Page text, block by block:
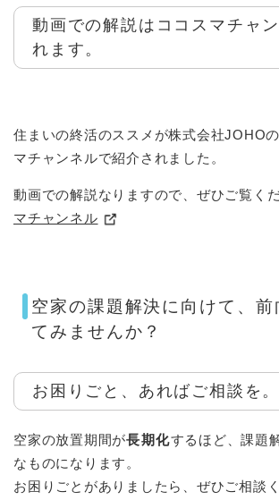
動画での解説はココスマチャ
れます。
住まいの終活のススメが株式会社JOHO
マチャンネルで紹介されました。
動画での解説なりますので、ぜひご覧く
マチャンネル
空家の課題解決に向けて、前
てみませんか？
お困りごと、あればご相談を。
空家の放置期間が長期化するほど、課題
なものになります。
お困りごとがありましたら、ぜひご相談く